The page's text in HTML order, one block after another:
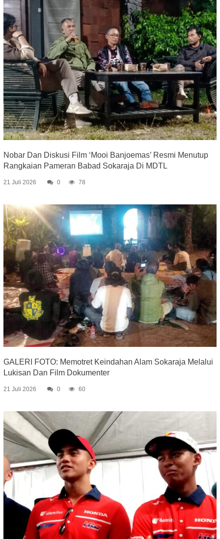
Nobar Dan Diskusi Film ‘Mooi Banjoemas’ Resmi Menutup
Rangkaian Pameran Babad Sokaraja Di MDTL
21 Juli 2026 0 78
GALERI FOTO: Memotret Keindahan Alam Sokaraja Melalui
Lukisan Dan Film Dokumenter
21 Juli 2026 0 60